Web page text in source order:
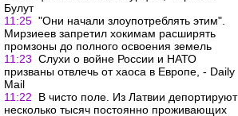
Булут
11:25 "Они начали злоупотреблять этим".
Мирзиеев запретил хокимам расширять
промзоны до полного освоения земель
11:23 Слухи о войне России и НАТО
призваны отвлечь от хаоса в Европе, - Daily
Mail
11:22
В чисто поле. Из Латвии депортируют
несколько тысяч постоянно проживающих